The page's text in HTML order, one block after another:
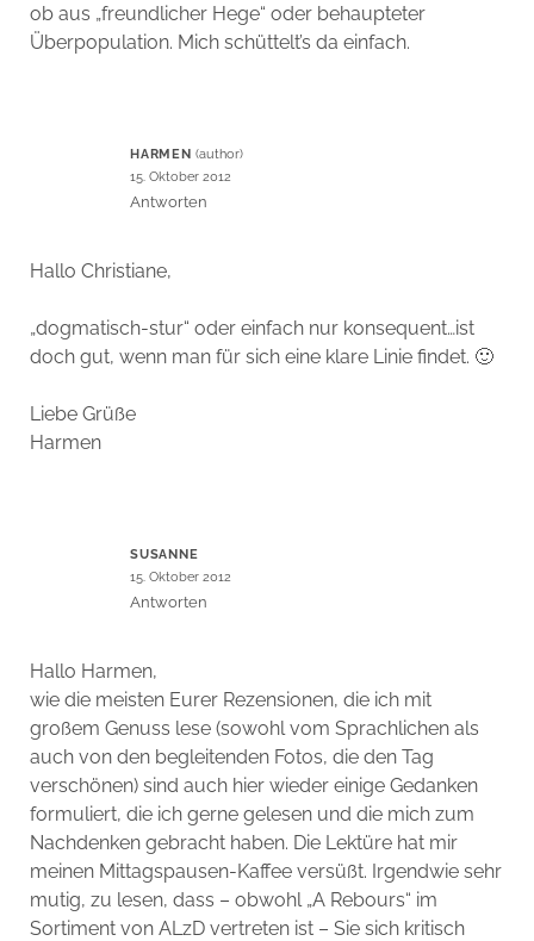
ob aus „freundlicher Hege“ oder behaupteter
Überpopulation. Mich schüttelt’s da einfach.
HARMEN
15. Oktober 2012
Antworten
Hallo Christiane,
„dogmatisch-stur“ oder einfach nur konsequent…ist
doch gut, wenn man für sich eine klare Linie findet. 🙂
Liebe Grüße
Harmen
SUSANNE
15. Oktober 2012
Antworten
Hallo Harmen,
wie die meisten Eurer Rezensionen, die ich mit
großem Genuss lese (sowohl vom Sprachlichen als
auch von den begleitenden Fotos, die den Tag
verschönen) sind auch hier wieder einige Gedanken
formuliert, die ich gerne gelesen und die mich zum
Nachdenken gebracht haben. Die Lektüre hat mir
meinen Mittagspausen-Kaffee versüßt. Irgendwie sehr
mutig, zu lesen, dass – obwohl „A Rebours“ im
Sortiment von ALzD vertreten ist – Sie sich kritisch